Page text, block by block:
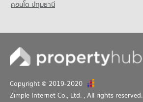
คอนโด ปทุมธานี
Copyright © 2019-2020
Zimple Internet Co., Ltd. , All rights reserved.